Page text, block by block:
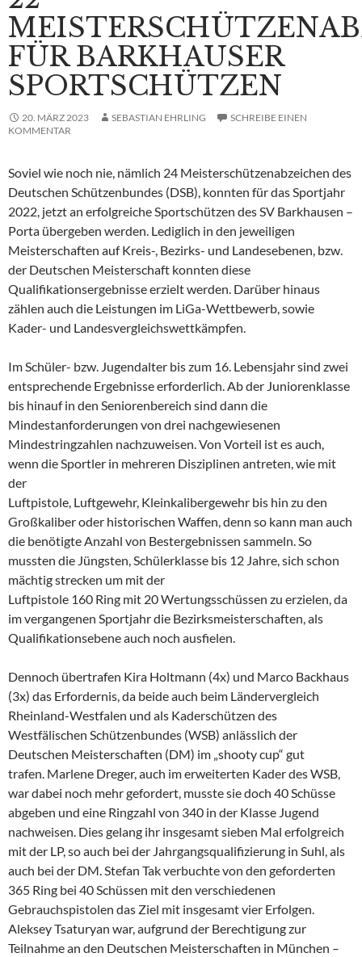
FÜR BARKHAUSER
SPORTSCHÜTZEN
20. MÄRZ 2023 SEBASTIAN EHRLING
SCHREIBE EINEN
KOMMENTAR
Soviel wie noch nie, nämlich 24 Meisterschützenabzeichen des
Deutschen Schützenbundes (DSB), konnten für das Sportjahr
2022, jetzt an erfolgreiche Sportschützen des SV Barkhausen –
Porta übergeben werden. Lediglich in den jeweiligen
Meisterschaften auf Kreis-, Bezirks- und Landesebenen, bzw.
der Deutschen Meisterschaft konnten diese
Qualifikationsergebnisse erzielt werden. Darüber hinaus
zählen auch die Leistungen im LiGa-Wettbewerb, sowie
Kader- und Landesvergleichswettkämpfen.
Im Schüler- bzw. Jugendalter bis zum 16. Lebensjahr sind zwei
entsprechende Ergebnisse erforderlich. Ab der Juniorenklasse
bis hinauf in den Seniorenbereich sind dann die
Mindestanforderungen von drei nachgewiesenen
Mindestringzahlen nachzuweisen. Von Vorteil ist es auch,
wenn die Sportler in mehreren Disziplinen antreten, wie mit
der
Luftpistole, Luftgewehr, Kleinkalibergewehr bis hin zu den
Großkaliber oder historischen Waffen, denn so kann man auch
die benötigte Anzahl von Bestergebnissen sammeln. So
mussten die Jüngsten, Schülerklasse bis 12 Jahre, sich schon
mächtig strecken um mit der
Luftpistole 160 Ring mit 20 Wertungsschüssen zu erzielen, da
im vergangenen Sportjahr die Bezirksmeisterschaften, als
Qualifikationsebene auch noch ausfielen.
Dennoch übertrafen Kira Holtmann (4x) und Marco Backhaus
(3x) das Erfordernis, da beide auch beim Ländervergleich
Rheinland-Westfalen und als Kaderschützen des
Westfälischen Schützenbundes (WSB) anlässlich der
Deutschen Meisterschaften (DM) im „shooty cup“ gut
trafen. Marlene Dreger, auch im erweiterten Kader des WSB,
war dabei noch mehr gefordert, musste sie doch 40 Schüsse
abgeben und eine Ringzahl von 340 in der Klasse Jugend
nachweisen. Dies gelang ihr insgesamt sieben Mal erfolgreich
mit der LP, so auch bei der Jahrgangsqualifizierung in Suhl, als
auch bei der DM. Stefan Tak verbuchte von den geforderten
365 Ring bei 40 Schüssen mit den verschiedenen
Gebrauchspistolen das Ziel mit insgesamt vier Erfolgen.
Aleksey Tsaturyan war, aufgrund der Berechtigung zur
Teilnahme an den Deutschen Meisterschaften in München –